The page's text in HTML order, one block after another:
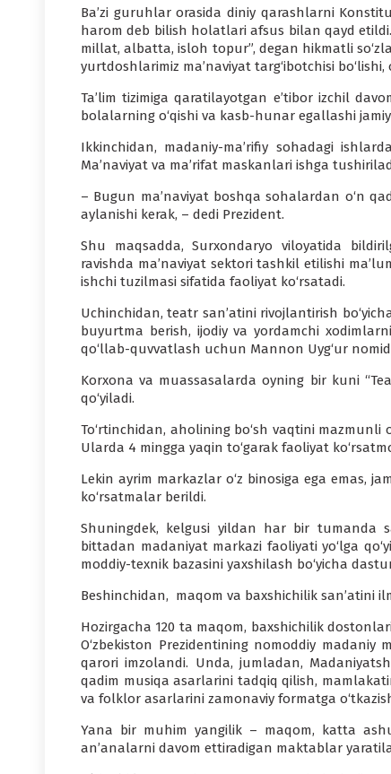
Ba’zi guruhlar orasida diniy qarashlarni
harom deb bilish holatlari afsus bilan qayd
millat, albatta, isloh topur”, degan hikmatli
yurtdoshlarimiz ma’naviyat targ‘ibotchisi
Ta’lim tizimiga qaratilayotgan e’tibor izchil
bolalarning o‘qishi va kasb-hunar egallashi
Ikkinchidan, madaniy-ma’rifiy sohadagi
Ma’naviyat va ma’rifat maskanlari ishga
– Bugun ma’naviyat boshqa sohalardan o‘n
aylanishi kerak, – dedi Prezident.
Shu maqsadda, Surxondaryo viloyatida
ravishda ma’naviyat sektori tashkil etilishi
ishchi tuzilmasi sifatida faoliyat ko‘rsatadi.
Uchinchidan, teatr san’atini rivojlantirish
buyurtma berish, ijodiy va yordamchi
qo‘llab-quvvatlash uchun Mannon Uyg‘ur
Korxona va muassasalarda oyning bir kuni
qo‘yiladi.
To‘rtinchidan, aholining bo‘sh vaqtini
Ularda 4 mingga yaqin to‘garak faoliyat
Lekin ayrim markazlar o‘z binosiga ega emas,
ko‘rsatmalar berildi.
Shuningdek, kelgusi yildan har bir tumanda
bittadan madaniyat markazi faoliyati yo‘lga
moddiy-texnik bazasini yaxshilash bo‘yicha
Beshinchidan, maqom va baxshichilik san’atini
Hozirgacha 120 ta maqom, baxshichilik
O‘zbekiston Prezidentining nomoddiy madaniy
qarori imzolandi. Unda, jumladan,
qadim musiqa asarlarini tadqiq qilish,
va folklor asarlarini zamonaviy formatga
Yana bir muhim yangilik – maqom, katta
an’analarni davom ettiradigan maktablar